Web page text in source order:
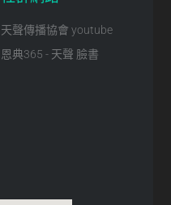
天聲傳播協會 youtube
恩典365 - 天聲 臉書